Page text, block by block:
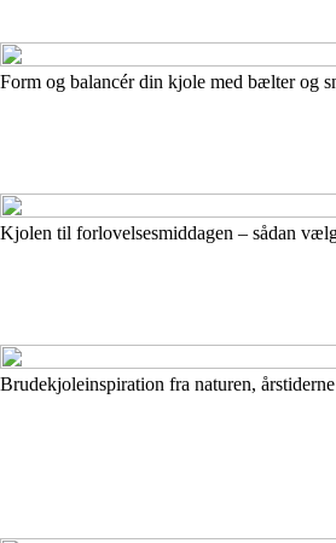
Form og balancér din kjole med bælter og
Kjolen til forlovelsesmiddagen – sådan
Brudekjoleinspiration fra naturen,